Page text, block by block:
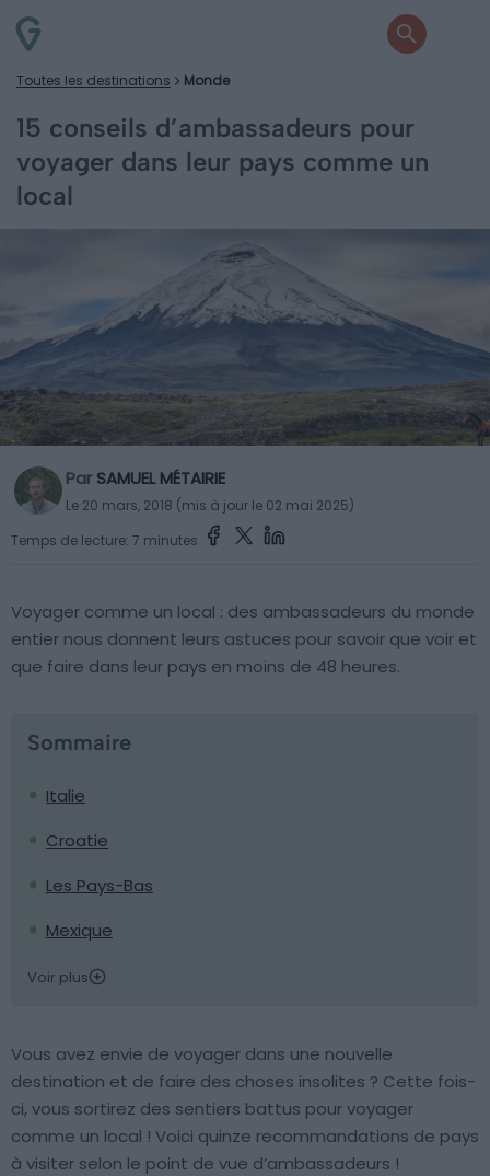
Toutes les destinations Monde
15 conseils d’ambassadeurs pour
voyager dans leur pays comme un
local
Par SAMUEL MÉTAIRIE
Le 20 mars, 2018 (mis à jour le 02 mai 2025)
Temps de lecture: 7 minutes
Voyager comme un local : des ambassadeurs du monde
entier nous donnent leurs astuces pour savoir que voir et
que faire dans leur pays en moins de 48 heures.
Sommaire
Italie
Croatie
Les Pays-Bas
Mexique
Voir plus
Vous avez envie de voyager dans une nouvelle
destination et de faire des choses insolites ? Cette fois-
ci, vous sortirez des sentiers battus pour voyager
comme un local ! Voici quinze recommandations de pays
à visiter selon le point de vue d’ambassadeurs !